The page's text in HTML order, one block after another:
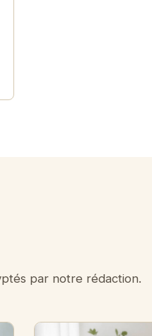
par notre rédaction.